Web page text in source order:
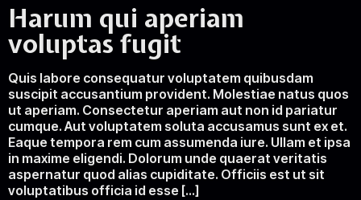
Harum qui aperiam
voluptas fugit
Quis labore consequatur voluptatem quibusdam
suscipit accusantium provident. Molestiae natus quos
ut aperiam. Consectetur aperiam aut non id pariatur
cumque. Aut voluptatem soluta accusamus sunt ex et.
Eaque tempora rem cum assumenda iure. Ullam et ipsa
in maxime eligendi. Dolorum unde quaerat veritatis
aspernatur quod alias cupiditate. Officiis est ut sit
voluptatibus officia id esse […]